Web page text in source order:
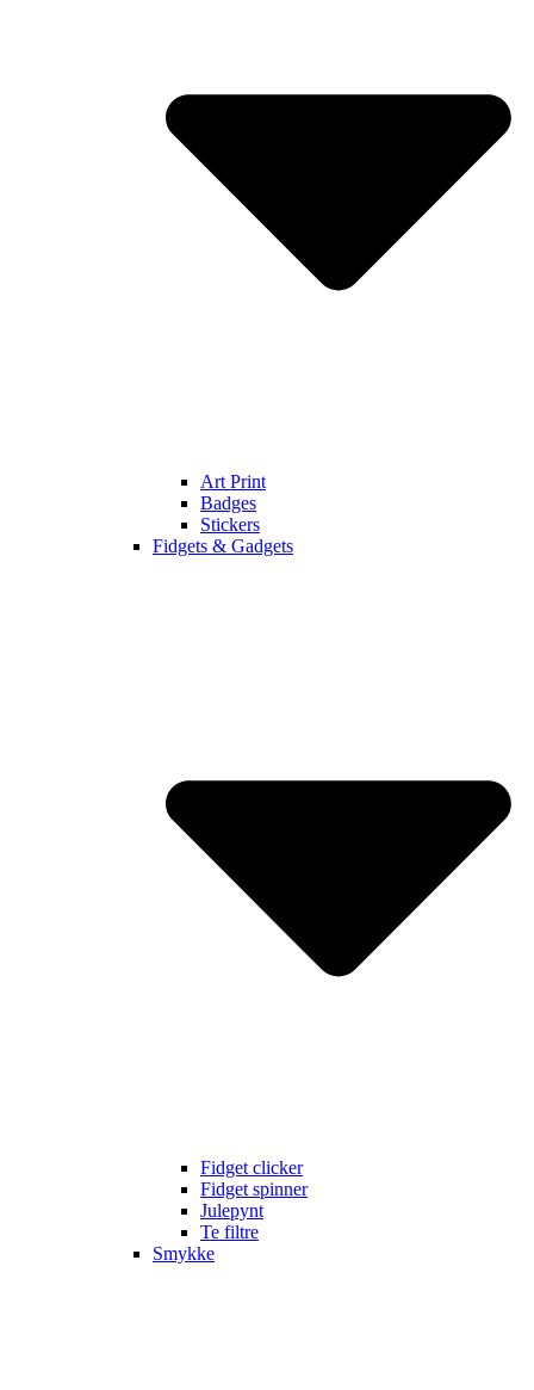
Art Print
Badges
Stickers
Fidgets & Gadgets
Fidget clicker
Fidget spinner
Julepynt
Te filtre
Smykke